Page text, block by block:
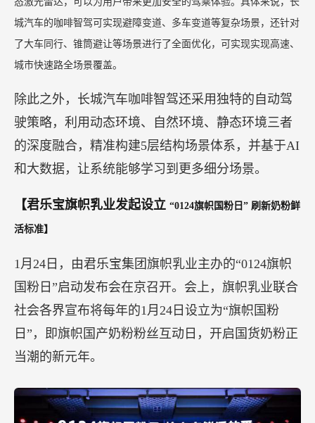
城汽车的咖啡智驾可实现避障变道、多车变道等复杂场景，还针对
了大车同行、锥筒避让等场景进行了全面优化，可实现实现高速、
城市快速路全场景覆盖。
除此之外，长城汽车咖啡智驾还采用独特的自动驾
驶策略，利用动态环境、自然环境、静态环境三者
的深度融合，精准构建5层结构场景体系，并基于AI
和大数据，让系统能够学习到更多细分场景。
【君乐宝旗帜乳业发起设立 “0124旗帜国粉日” 刷新奶粉鲜
活标准】
1月24日，由君乐宝集团旗帜乳业主办的“0124旗帜
国粉日”启动发布会在京召开。会上，旗帜乳业联合
社会各界宣布将每年的1月24日设立为“旗帜国粉
日”，即旗帜国产奶粉粉丝互动日，开启国货奶粉正
当潮的新元年。